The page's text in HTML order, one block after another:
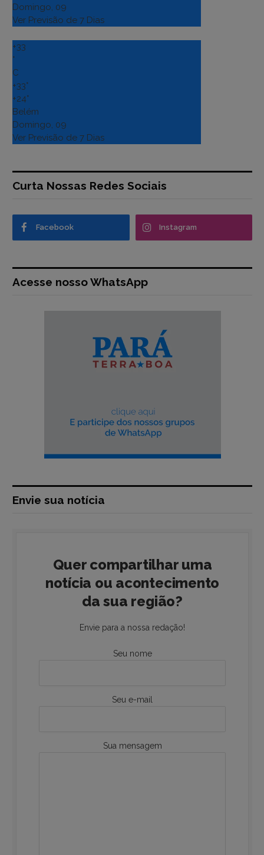
Domingo, 09
Ver Previsão de 7 Dias
+33
°
C
+33°
+24°
Belém
Domingo, 09
Ver Previsão de 7 Dias
Curta Nossas Redes Sociais
Facebook Instagram
Acesse nosso WhatsApp
Envie sua notícia
Quer compartilhar uma
notícia ou acontecimento
da sua região?
Envie para a nossa redação!
Seu nome
Seu e-mail
Sua mensagem